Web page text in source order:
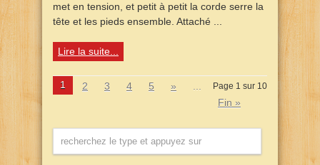
met en tension, et petit à petit la corde serre la
tête et les pieds ensemble. Attaché ...
Lire la suite...
Page 1 sur 10
1 2 3 4 5 »
Fin »